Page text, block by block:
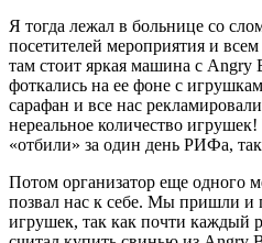
Я тогда лежал в больнице со
посетителей мероприятия и
там стоит яркая машина с Angry
фоткались на ее фоне с
сарафан и все нас
нереальное количество
«отбили» за один день РИФа,
Потом организатор еще
позвал нас к себе. Мы пришли и
игрушек, так как почти каждый